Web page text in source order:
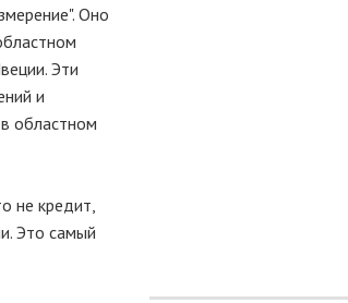
Оно
Эти
и
областном
не кредит,
Это самый